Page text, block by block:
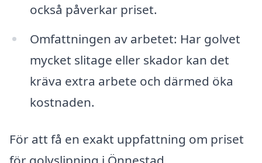
också påverkar priset.
Omfattningen av arbetet: Har golvet
mycket slitage eller skador kan det
kräva extra arbete och därmed öka
kostnaden.
För att få en exakt uppfattning om priset